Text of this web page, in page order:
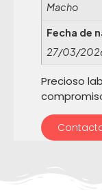
Macho
Fecha de
27/03/
Precioso